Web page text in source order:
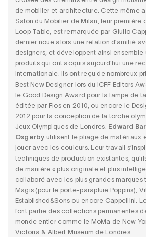
de mobilier et architecture. Cette même
Salon du Mobilier de Milan, leur première
Loop Table, est remarquée par Giulio
dernier noue alors une relation d’amitié
designers, et développent ainsi ensemble
produits qui ont acquis aujourd'hui une
internationale. Ils ont reçu de nombreux
Best New Designer lors du ICFF Editors
le Good Design Award pour la lampe de
éditée par Flos en 2010, ou encore le
2012 pour la conception de la torche
Jeux Olympiques de Londres. Edward
Osgerby utilisent le pliage de matériaux
jouer avec les couleurs. Leur travail
techniques de production existantes,
de manière « plus originale et plus
collaboré avec les plus grandes marques
Magis (pour le porte-parapluie Poppins),
Established&Sons ou encore Cappellini.
font partie des collections permanentes
monde entier comme le MoMa de New
Victoria & Albert Museum de Londres.